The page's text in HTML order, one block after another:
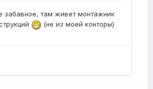
забавное, там живет монтажник
(не из моей конторы)